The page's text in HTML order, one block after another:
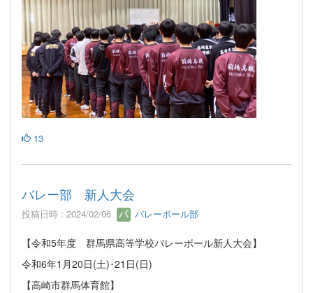
13
バレー部 新人大会
投稿日時 : 2024/02/06 バレーボール部
【令和5年度 群馬県高等学校バレーボール新人大会】
令和6年1月20日(土)･21日(日)
【高崎市群馬体育館】